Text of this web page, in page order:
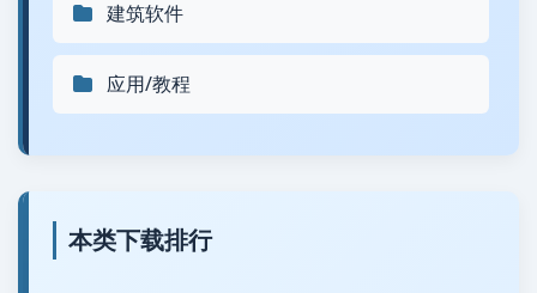
建筑软件
应用/教程
本类下载排行